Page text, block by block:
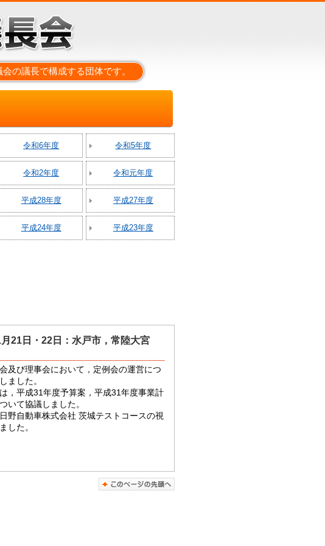
の議長で構成する団体です。
令和6年度 令和5年度
令和2年度 令和元年度
平成28年度 平成27年度
平成24年度 平成23年度
21日・22日：水戸市，常陸大宮
及び理事会において，定例会の運営につ
ました。
，平成31年度予算案，平成31年度事業計
いて協議しました。
野自動車株式会社 茨城テストコースの視
した。